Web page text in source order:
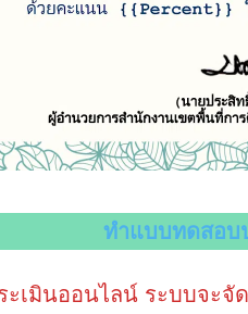
ทำแบบทดสอบ
ะเมินออนไลน์ ระบบจะจั